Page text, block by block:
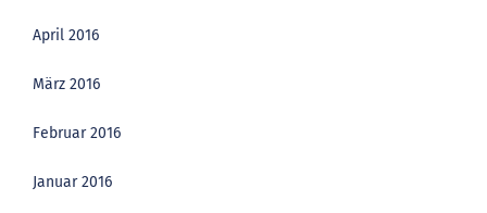
April 2016
März 2016
Februar 2016
Januar 2016